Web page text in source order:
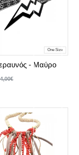
One Size
- Μαύρο